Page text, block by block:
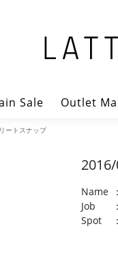
Sale Outlet
ートスナップ
Name
Job
Spot